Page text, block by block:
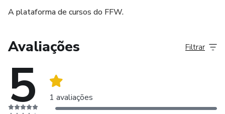
A plataforma de cursos do FFW.
Avaliações
5 1 avaliações
Filtrar